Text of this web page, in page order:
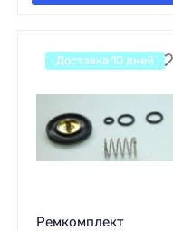
Ремкомплект
Доставка 10 дней